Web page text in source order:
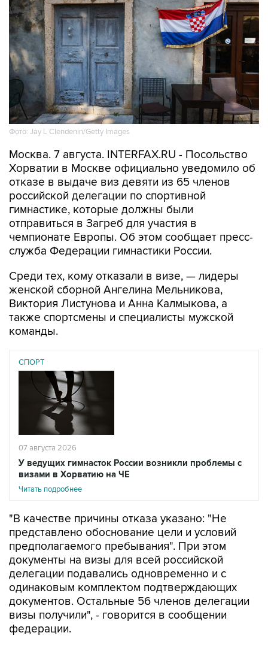
Фото: Jay L Clendenin/Getty Images
Москва. 7 августа. INTERFAX.RU - Посольство
Хорватии в Москве официально уведомило об
отказе в выдаче виз девяти из 65 членов
российской делегации по спортивной
гимнастике, которые должны были
отправиться в Загреб для участия в
чемпионате Европы. Об этом сообщает пресс-
служба Федерации гимнастики России.
Среди тех, кому отказали в визе, — лидеры
женской сборной Ангелина Мельникова,
Виктория Листунова и Анна Калмыкова, а
также спортсмены и специалисты мужской
команды.
СПОРТ
07 августа 2026
У ведущих гимнасток России возникли проблемы с
визами в Хорватию на ЧЕ
Читать подробнее
"В качестве причины отказа указано: "Не
представлено обоснование цели и условий
предполагаемого пребывания". При этом
документы на визы для всей российской
делегации подавались одновременно и с
одинаковым комплектом подтверждающих
документов. Остальные 56 членов делегации
визы получили", - говорится в сообщении
федерации.